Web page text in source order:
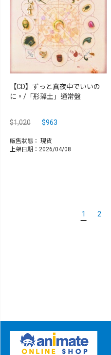
【CD】ずっと真夜中でいいの
に。/「形藻土」通常盤
$1,020 $963
販售狀態： 現貨
上架日期：2026/04/08
1 2